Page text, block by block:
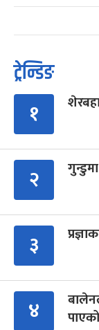
ट्रेन्डिङ
१
२
३
४